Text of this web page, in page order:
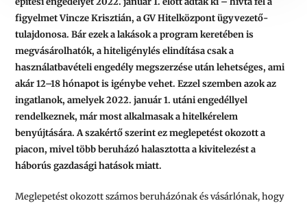
figyelmet Vincze Krisztián, a GV Hitelközpont ügyvezető-
tulajdonosa. Bár ezek a lakások a program keretében is
megvásárolhatók, a hiteligénylés elindítása csak a
használatbavételi engedély megszerzése után lehetséges, ami
akár 12–18 hónapot is igénybe vehet. Ezzel szemben azok az
ingatlanok, amelyek 2022. január 1. utáni engedéllyel
rendelkeznek, már most alkalmasak a hitelkérelem
benyújtására. A szakértő szerint ez meglepetést okozott a
piacon, mivel több beruházó halasztotta a kivitelezést a
háborús gazdasági hatások miatt.
Meglepetést okozott számos beruházónak és vásárlónak, hogy